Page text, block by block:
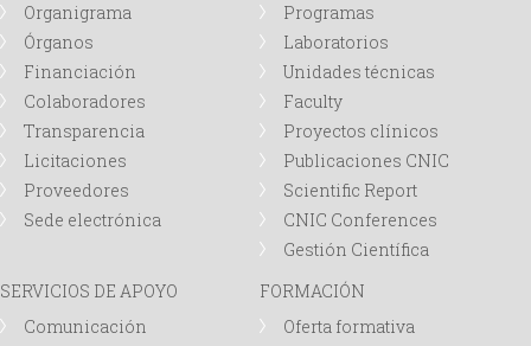
Organigrama
Órganos
Financiación
Colaboradores
Transparencia
Licitaciones
Proveedores
Sede electrónica
Programas
Laboratorios
Unidades técnicas
Faculty
Proyectos clínicos
Publicaciones CNIC
Scientific Report
CNIC Conferences
Gestión Científica
SERVICIOS DE APOYO
Comunicación
FORMACIÓN
Oferta formativa